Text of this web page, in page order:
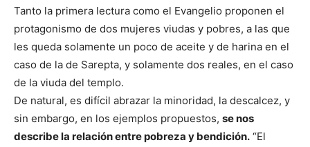
Tanto la primera lectura como el Evangelio proponen el
protagonismo de dos mujeres viudas y pobres, a las que
les queda solamente un poco de aceite y de harina en el
caso de la de Sarepta, y solamente dos reales, en el caso
de la viuda del templo.
De natural, es difícil abrazar la minoridad, la descalcez, y
sin embargo, en los ejemplos propuestos, se nos
describe la relación entre pobreza y bendición. “El